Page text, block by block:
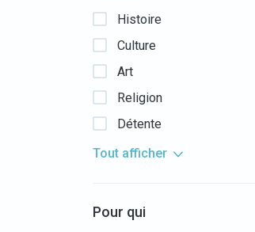
Histoire
Culture
Art
Religion
Détente
Tout afficher
Pour qui